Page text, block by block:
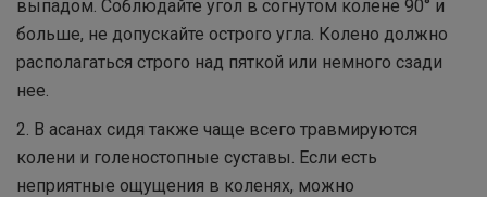
выпадом. Соблюдайте угол в согнутом колене 90° и
больше, не допускайте острого угла. Колено должно
располагаться строго над пяткой или немного сзади
нее.
2. В асанах сидя также чаще всего травмируются
колени и голеностопные суставы. Если есть
неприятные ощущения в коленях, можно